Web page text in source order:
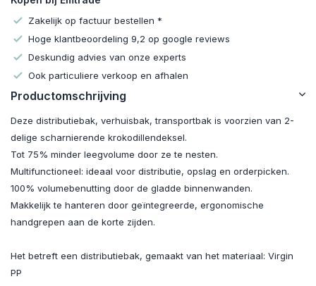
Zakelijk op factuur bestellen *
Hoge klantbeoordeling 9,2 op google reviews
Deskundig advies van onze experts
Ook particuliere verkoop en afhalen
Productomschrijving
Deze distributiebak, verhuisbak, transportbak is voorzien van 2-
delige scharnierende krokodillendeksel.
Tot 75% minder leegvolume door ze te nesten.
Multifunctioneel: ideaal voor distributie, opslag en orderpicken.
100% volumebenutting door de gladde binnenwanden.
Makkelijk te hanteren door geïntegreerde, ergonomische
handgrepen aan de korte zijden.
Het betreft een distributiebak, gemaakt van het materiaal: Virgin
PP